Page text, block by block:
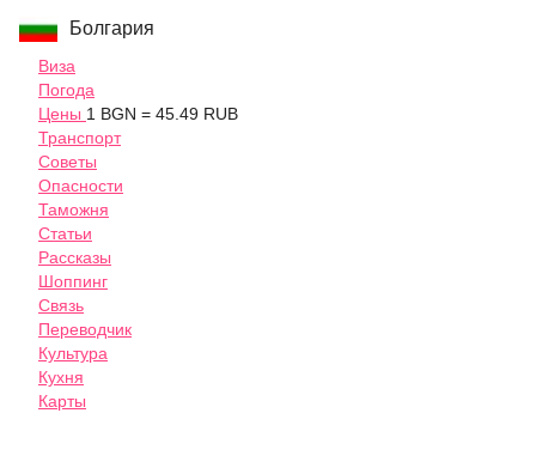
Болгария
Виза
Погода
Цены 1 BGN = 45.49 RUB
Транспорт
Советы
Опасности
Таможня
Статьи
Рассказы
Шоппинг
Связь
Переводчик
Культура
Кухня
Карты